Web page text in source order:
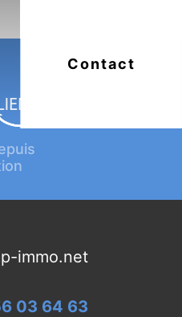
Contact
immo.net
03 64 63